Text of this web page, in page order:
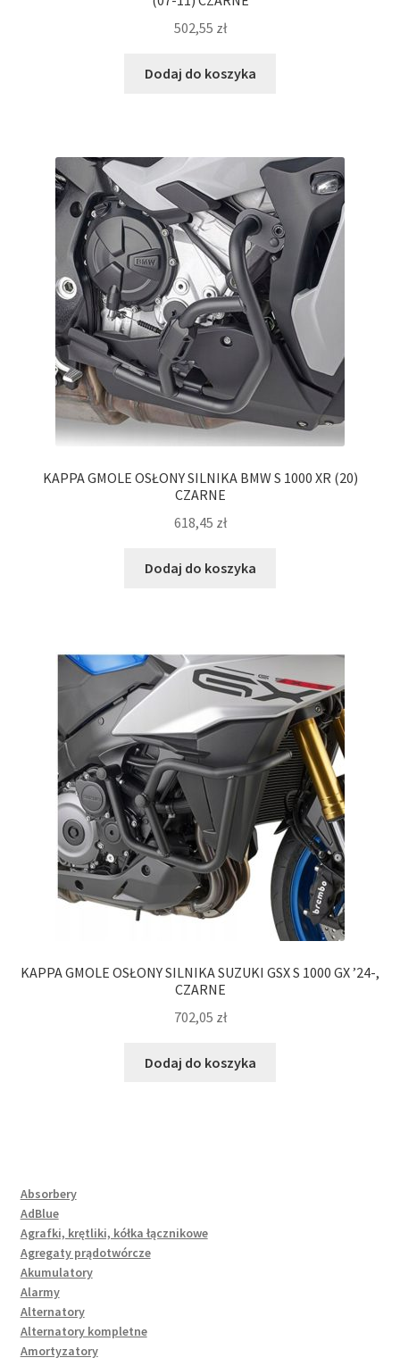
502,55 zł
Dodaj do koszyka
KAPPA GMOLE OSŁONY SILNIKA BMW S 1000 XR (20)
CZARNE
618,45 zł
Dodaj do koszyka
KAPPA GMOLE OSŁONY SILNIKA SUZUKI GSX S 1000 GX ’24-,
CZARNE
702,05 zł
Dodaj do koszyka
Absorbery
AdBlue
Agrafki, krętliki, kółka łącznikowe
Agregaty prądotwórcze
Akumulatory
Alarmy
Alternatory
Alternatory kompletne
Amortyzatory